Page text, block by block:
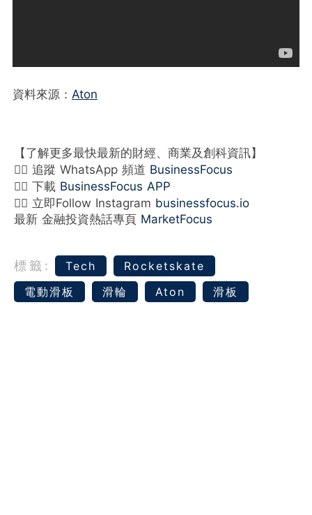
資料來源： Aton
【了解更多最快最新的財經、商業及創科資訊】
👉🏻 追蹤 WhatsApp 頻道 BusinessFocus
👉🏻 下載 BusinessFocus APP
👉🏻 立即Follow Instagram businessfocus.io
最新 金融投資熱話專頁 MarketFocus
標籤: Tech
Rocketskate
電動滑板
滑輪 Aton 滑板